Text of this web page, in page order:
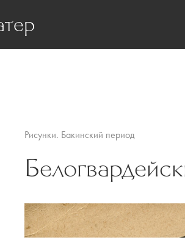
Рисунки. Бакинский период